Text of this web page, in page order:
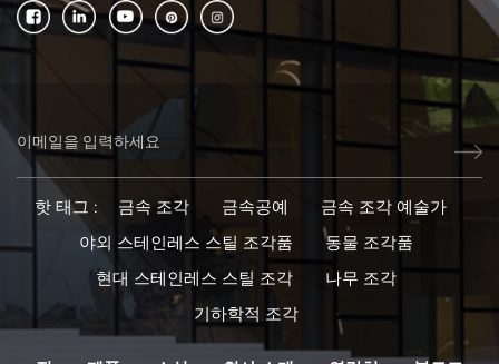
핫 태그 : 금속 조각 금속공예
금속 조각 예술가
야외 스테인레스 스틸 조각품
동물 조각품
현대 스테인레스 스틸 조각
나무 조각
기하학적 조각